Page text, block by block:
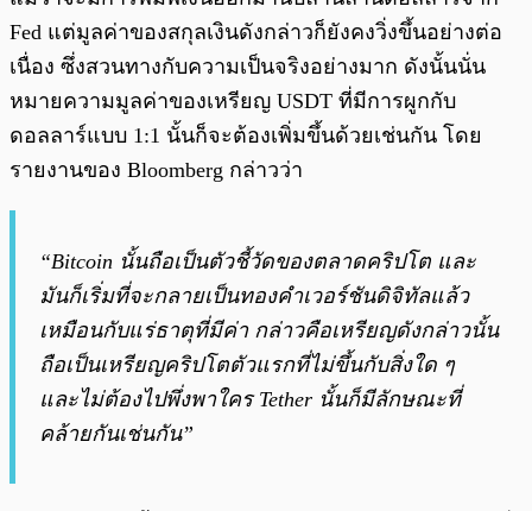
Fed แต่มูลค่าของสกุลเงินดังกล่าวก็ยังคงวิ่งขึ้นอย่างต่อ
เนื่อง ซึ่งสวนทางกับความเป็นจริงอย่างมาก ดังนั้นนั่น
หมายความมูลค่าของเหรียญ USDT ที่มีการผูกกับ
ดอลลาร์แบบ 1:1 นั้นก็จะต้องเพิ่มขึ้นด้วยเช่นกัน โดย
รายงานของ Bloomberg กล่าวว่า
“Bitcoin นั้นถือเป็นตัวชี้วัดของตลาดคริปโต และ
มันก็เริ่มที่จะกลายเป็นทองคำเวอร์ชันดิจิทัลแล้ว
เหมือนกับแร่ธาตุที่มีค่า กล่าวคือเหรียญดังกล่าวนั้น
ถือเป็นเหรียญคริปโตตัวแรกที่ไม่ขึ้นกับสิ่งใด ๆ
และไม่ต้องไปพึ่งพาใคร Tether นั้นก็มีลักษณะที่
คล้ายกันเช่นกัน”